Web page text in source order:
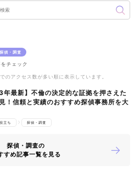
探偵・調査
チェック
のアクセス数が多い順に表示しています。
年最新】不倫の決定的な証拠を押さえた
！信頼と実績のおすすめ探偵事務所を大
立ち 探偵・調査
探偵・調査の
すめ記事一覧を見る